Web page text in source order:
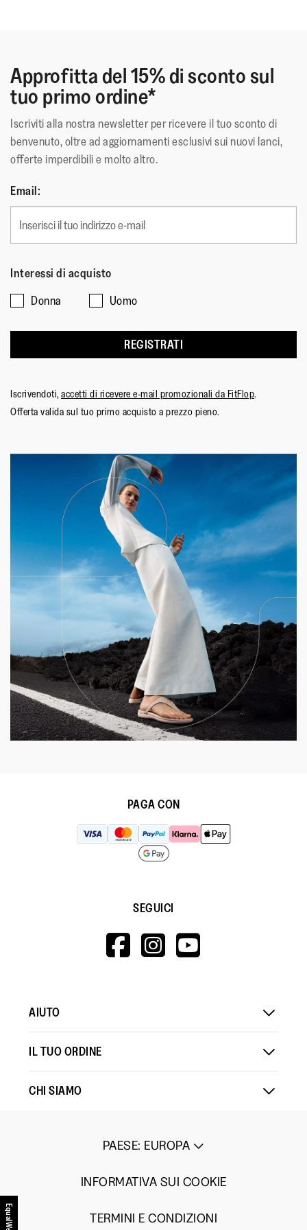
Materiale Superiore:
Pelle
Rivestimento:
Microfibra (tomaia)
Chiusura
Materiale Della Suola:
Gomma Antiscivolo
Tecnologia: Microwobbleboard
Approfitta del 15% di sconto sul
tuo primo ordine*
Iscriviti alla nostra newsletter per ricevere il tuo sconto di
benvenuto, oltre ad aggiornamenti esclusivi sui nuovi lanci,
offerte imperdibili e molto altro.
Email:
Interessi di acquisto
Donna
Uomo
REGISTRATI
Iscrivendoti, accetti di ricevere e-mail promozionali da FitFlop.
Offerta valida sul tuo primo acquisto a prezzo pieno.
PAGA CON
SEGUICI
HTTPS://
HTTPS://
AIUTO
IL TUO ORDINE
CHI SIAMO
PAESE: EUROPA
INFORMATIVA SUI COOKIE
TERMINI E CONDIZIONI
EqualWeb